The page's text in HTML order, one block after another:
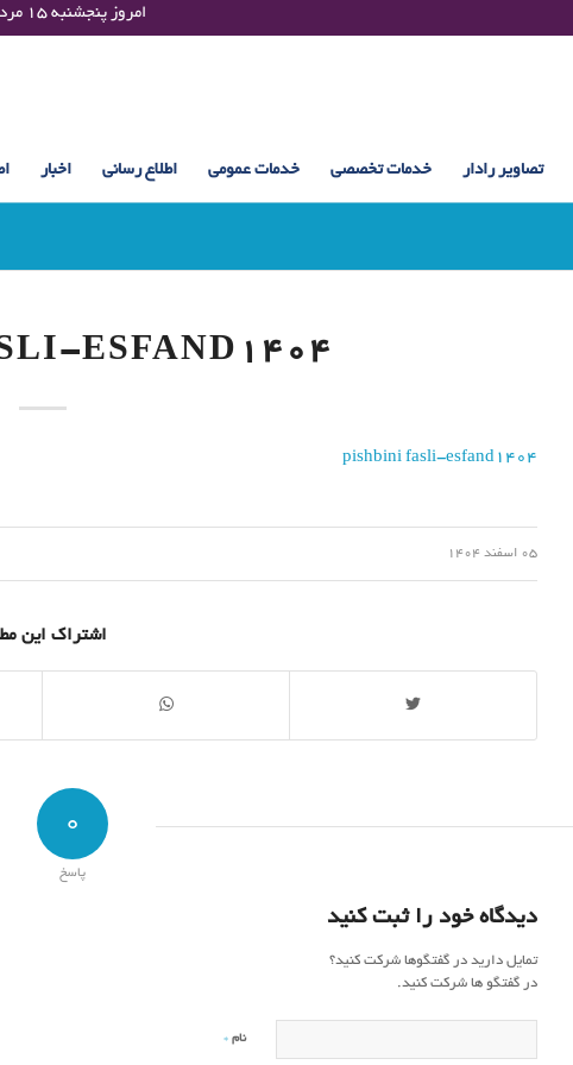
Thursday 06 August 2026 , 18:06 UTC ¤¤¤¤ امروز پنجشنبه ۱۵ مرداد ۱۴۰۵ساعت : ۱۸:۰۶
تصاویر رادار خدمات تخصصی خدمات عمومی اطلاع رسانی اخبار
ESFAND1404
pishbini fasli-esfand1404
05 اسفند 1404
اشتراک این
0
پاسخ
دیدگاه خود را ثبت کنید
تمایل دارید در گفتگوها شرکت کنید؟
در گفتگو ها شرکت کنید.
نام *